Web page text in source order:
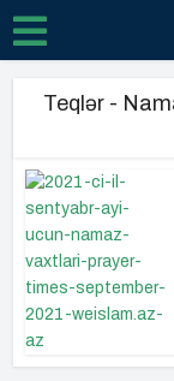
Teqlər -